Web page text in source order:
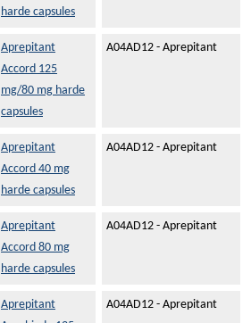
harde capsules
Aprepitant
Accord 125
mg/80 mg harde
capsules
A04AD12 - Aprepitant
Aprepitant
Accord 40 mg
harde capsules
A04AD12 - Aprepitant
Aprepitant
Accord 80 mg
harde capsules
A04AD12 - Aprepitant
Aprepitant
A04AD12 - Aprepitant